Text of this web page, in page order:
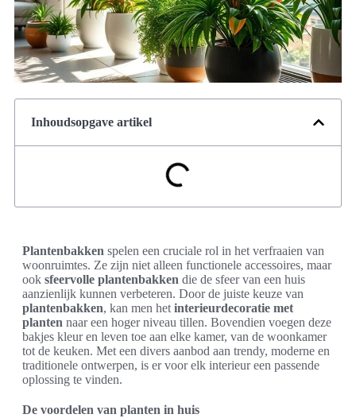
Inhoudsopgave artikel
Plantenbakken spelen een cruciale rol in het verfraaien van
woonruimtes. Ze zijn niet alleen functionele accessoires, maar
ook sfeervolle plantenbakken die de sfeer van een huis
aanzienlijk kunnen verbeteren. Door de juiste keuze van
plantenbakken, kan men het interieurdecoratie met
planten naar een hoger niveau tillen. Bovendien voegen deze
bakjes kleur en leven toe aan elke kamer, van de woonkamer
tot de keuken. Met een divers aanbod aan trendy, moderne en
traditionele ontwerpen, is er voor elk interieur een passende
oplossing te vinden.
De voordelen van planten in huis